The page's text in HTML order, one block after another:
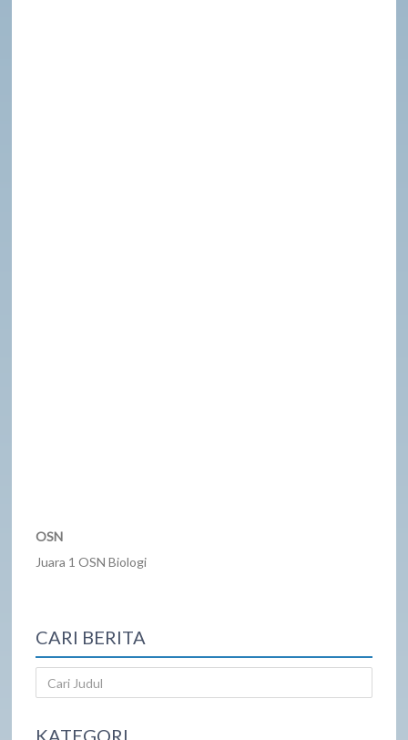
OSN
Juara 1 OSN Biologi
CARI BERITA
KATEGORI